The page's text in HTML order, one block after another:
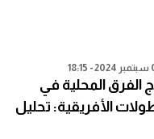
الفرق المحلية في
الأفريقية: تحليل